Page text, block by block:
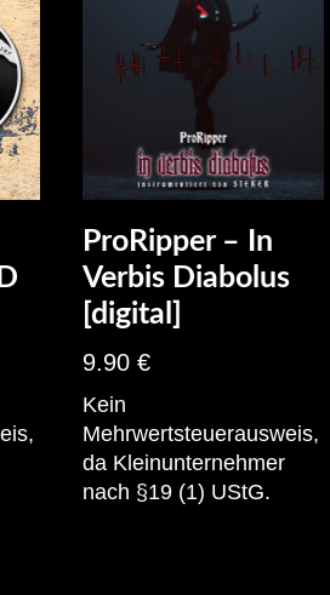
ProRipper – In
Verbis Diabolus
[digital]
9.90 €
Kein
Mehrwertsteuerausweis,
da Kleinunternehmer
nach §19 (1) UStG.